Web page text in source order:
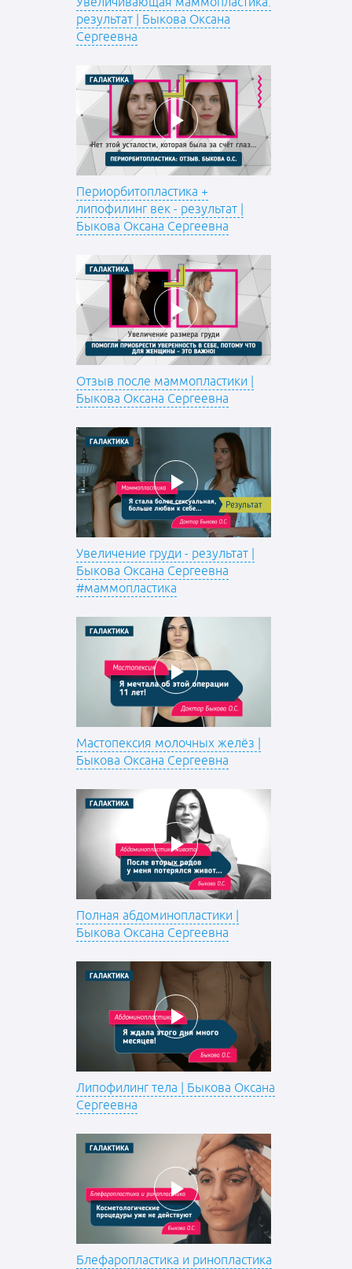
результат | Быкова Оксана
Сергеевна
Периорбитопластика +
липофилинг век - результат |
Быкова Оксана Сергеевна
Отзыв после маммопластики |
Быкова Оксана Сергеевна
Увеличение груди - результат |
Быкова Оксана Сергеевна
#маммопластика
Мастопексия молочных желёз |
Быкова Оксана Сергеевна
Полная абдоминопластики |
Быкова Оксана Сергеевна
Липофилинг тела | Быкова Оксана
Сергеевна
Блефаропластика и ринопластика